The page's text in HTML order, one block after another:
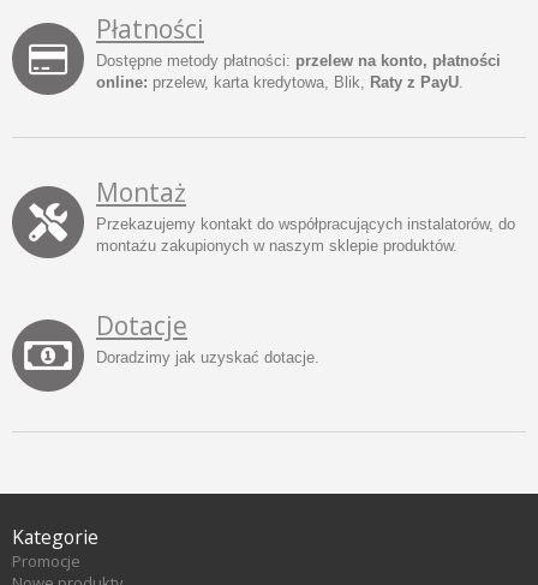
Płatności
Dostępne metody płatności: przelew na konto, płatności
online: przelew, karta kredytowa, Blik, Raty z PayU.
Montaż
Przekazujemy kontakt do współpracujących instalatorów, do
montażu zakupionych w naszym sklepie produktów.
Dotacje
Doradzimy jak uzyskać dotacje.
Kategorie
Promocje